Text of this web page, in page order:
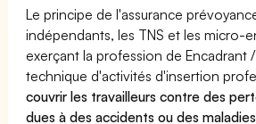
Le principe de l'assurance
indépendants, les TNS et les micro-
exerçant la profession de Encadrant
technique d'activités d'insertion
couvrir les travailleurs contre des
dues à des accidents ou des maladies